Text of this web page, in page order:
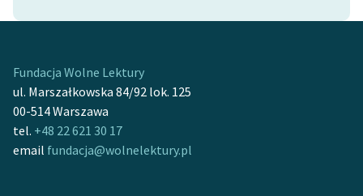
Odkurzamy bohaterów
Lektur
O nas
Kontakt
Fundacja Wolne Lektury
ul. Marszałkowska 84/92 lok. 125
00-514 Warszawa
tel. +48 22 621 30 17
email fundacja@wolnelektury.pl